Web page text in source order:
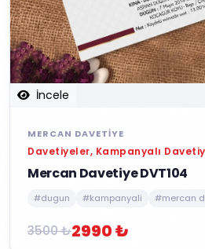
İncele
MERCAN DAVETIYE
Davetiyeler, Kampanyalı
Mercan Davetiye DVT104
#dugun #kampanyali #mercan
3500 ₺2990 ₺